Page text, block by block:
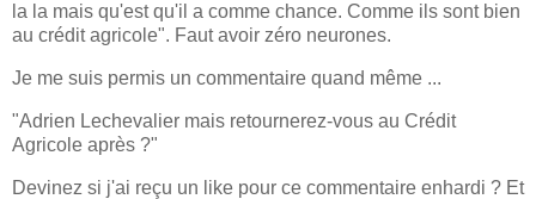
la la mais qu'est qu'il a comme chance. Comme ils sont bien
au crédit agricole". Faut avoir zéro neurones.
Je me suis permis un commentaire quand même ...
"Adrien Lechevalier mais retournerez-vous au Crédit
Agricole après ?"
Devinez si j'ai reçu un like pour ce commentaire enhardi ? Et